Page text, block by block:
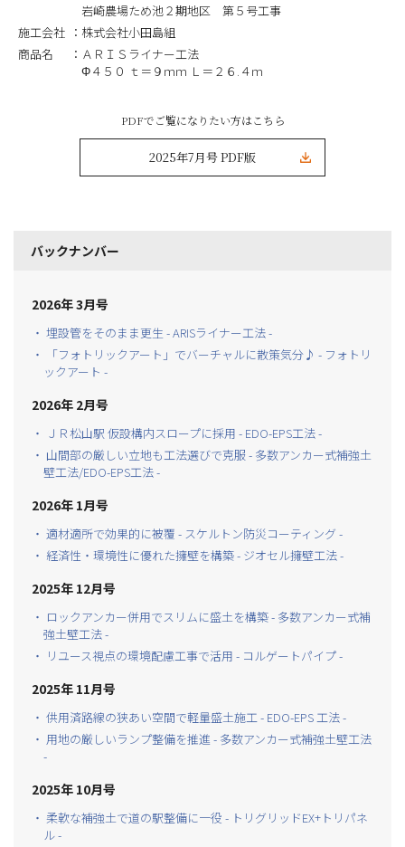
岩崎農場ため池２期地区 第５号工事
施工会社
株式会社小田島組
商品名
ＡＲＩＳライナー工法
Φ４５０ ｔ＝９ｍｍ Ｌ＝２６.４ｍ
PDFでご覧になりたい方はこちら
2025年7月号 PDF版
バックナンバー
2026年 3月号
・ 埋設管をそのまま更生 - ARISライナー工法 -
・ 「フォトリックアート」でバーチャルに散策気分♪ - フォトリ
ックアート -
2026年 2月号
・ ＪＲ松山駅 仮設構内スロープに採用 - EDO-EPS工法 -
・ 山間部の厳しい立地も工法選びで克服 - 多数アンカー式補強土
壁工法/EDO-EPS工法 -
2026年 1月号
・ 適材適所で効果的に被覆 - スケルトン防災コーティング -
・ 経済性・環境性に優れた擁壁を構築 - ジオセル擁壁工法 -
2025年 12月号
・ ロックアンカー併用でスリムに盛土を構築 - 多数アンカー式補
強土壁工法 -
・ リユース視点の環境配慮工事で活用 - コルゲートパイプ -
2025年 11月号
・ 供用済路線の狭あい空間で軽量盛土施工 - EDO-EPS 工法 -
・ 用地の厳しいランプ整備を推進 - 多数アンカー式補強土壁工法
-
2025年 10月号
・ 柔軟な補強土で道の駅整備に一役 - トリグリッドEX+トリパネ
ル -